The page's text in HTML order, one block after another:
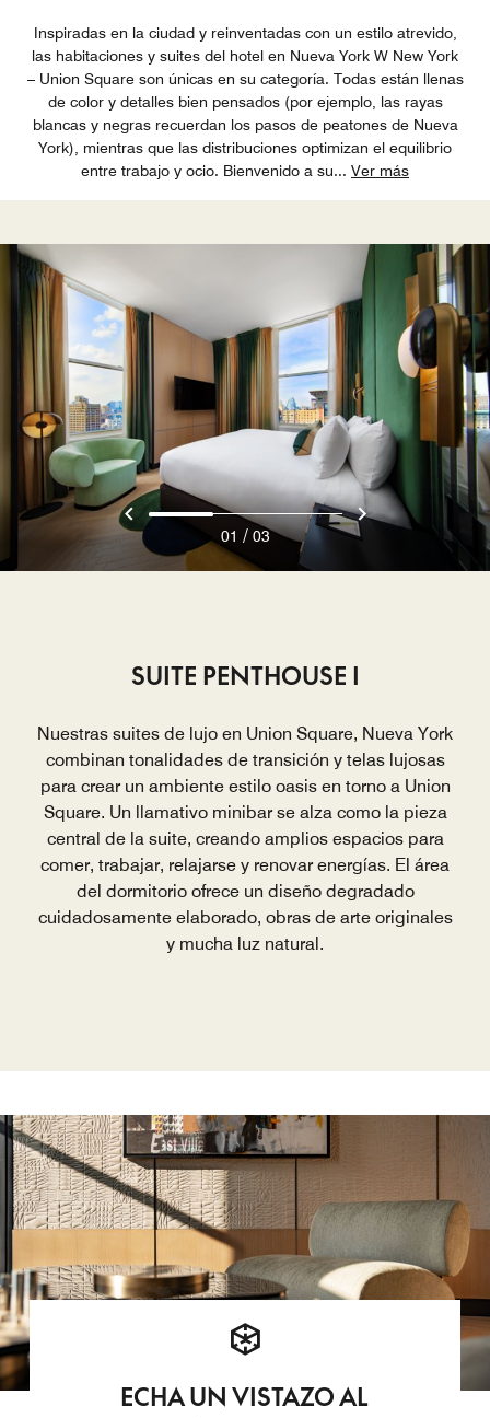
Inspiradas en la ciudad y reinventadas con un estilo atrevido,
las habitaciones y suites del hotel en Nueva York W New York
– Union Square son únicas en su categoría. Todas están llenas
de color y detalles bien pensados (por ejemplo, las rayas
blancas y negras recuerdan los pasos de peatones de Nueva
York), mientras que las distribuciones optimizan el equilibrio
entre trabajo y ocio. Bienvenido a su... Ver más
SUITE PENTHOUSE I
Nuestras suites de lujo en Union Square, Nueva York
combinan tonalidades de transición y telas lujosas
para crear un ambiente estilo oasis en torno a Union
Square. Un llamativo minibar se alza como la pieza
central de la suite, creando amplios espacios para
comer, trabajar, relajarse y renovar energías. El área
del dormitorio ofrece un diseño degradado
cuidadosamente elaborado, obras de arte originales
y mucha luz natural.
01 / 03
ECHA UN VISTAZO AL